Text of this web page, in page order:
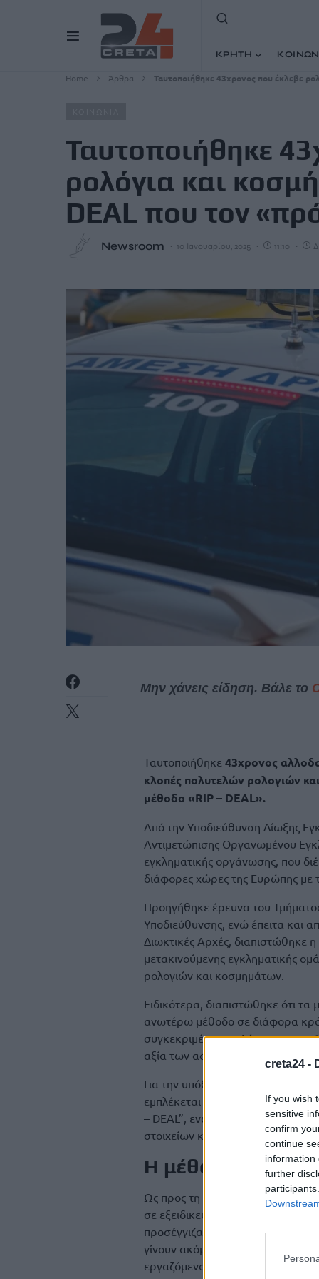
creta24 -
If you wish
sensitive
confirm
continue
information
further
ΚΡΗΤΗ
Home Άρθρα Ταυτοποιήθηκε 43χρονος που έκλεβε
Ταυτοποιήθηκε
ρολόγια και
DEAL που τον
Newsroom 10 Ιανουαρίου, 2025 11:10
Μην χάνεις είδηση. Βάλε το
Ταυτοποιήθηκε 43χρονος
κλοπές πολυτελών ρολογιών
μέθοδο «RIP – DEAL».
Από την Υποδιεύθυνση Δίωξης
Αντιμετώπισης Οργανωμένου
εγκληματικής οργάνωσης, που
διάφορες χώρες της Ευρώπης με
Προηγήθηκε έρευνα του
Υποδιεύθυνσης, ενώ έπειτα και
Διωκτικές Αρχές, διαπιστώθηκε
μετακινούμενης εγκληματικής
ρολογιών και κοσμημάτων.
Ειδικότερα, διαπιστώθηκε ότι
ανωτέρω μέθοδο σε διάφορα
συγκεκριμένα τον Αύγουστο του
αξία των αφαιρεθέντων
Για την υπόθεση αυτή
εμπλέκεται στην διάπραξη της
– DEAL”, ενώ τα πλήρη στοιχεία
στοιχείων και ανταλλαγή
Η μέθοδος RIP-
Ως προς τη μεθοδολογία δράσης
σε εξειδικευμένες ιστοσελίδες
προσέγγιζαν τους πωλητές
γίνουν ακόμη πιο πειστικά στα
εργαζόμενοι αλλά ως